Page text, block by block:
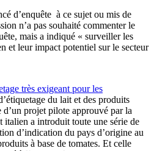
d’enquête à ce sujet ou mis de
n’a pas souhaité commenter le
mais a indiqué « surveiller les
et leur impact potentiel sur le secteur
très exigeant pour les
du lait et des produits
projet pilote approuvé par la
italien a introduit toute une série de
d’indication du pays d’origine au
à base de tomates. Et celle